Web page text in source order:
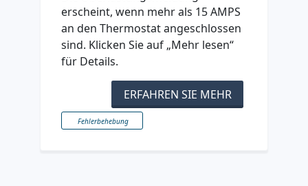
erscheint, wenn mehr als 15 AMPS
an den Thermostat angeschlossen
sind. Klicken Sie auf „Mehr lesen“
für Details.
ERFAHREN SIE MEHR
Fehlerbehebung